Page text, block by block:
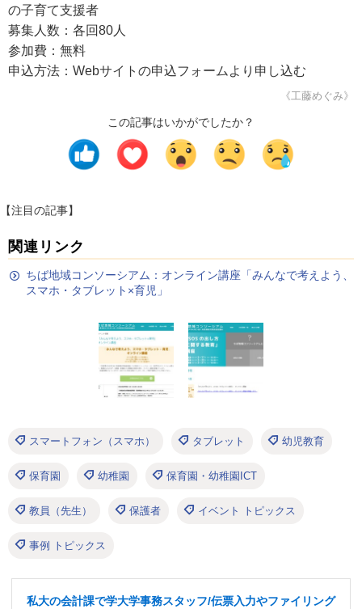
の子育て支援者
募集人数：各回80人
参加費：無料
申込方法：Webサイトの申込フォームより申し込む
《工藤めぐみ》
この記事はいかがでしたか？
【注目の記事】
関連リンク
ちば地域コンソーシアム：オンライン講座「みんなで考えよう、
スマホ・タブレット×育児」
スマートフォン（スマホ） タブレット 幼児教育
保育園 幼稚園 保育園・幼稚園ICT
教員（先生） 保護者 イベント トピックス
事例 トピックス
私大の会計課で学大学事務スタッフ/伝票入力やファイリング